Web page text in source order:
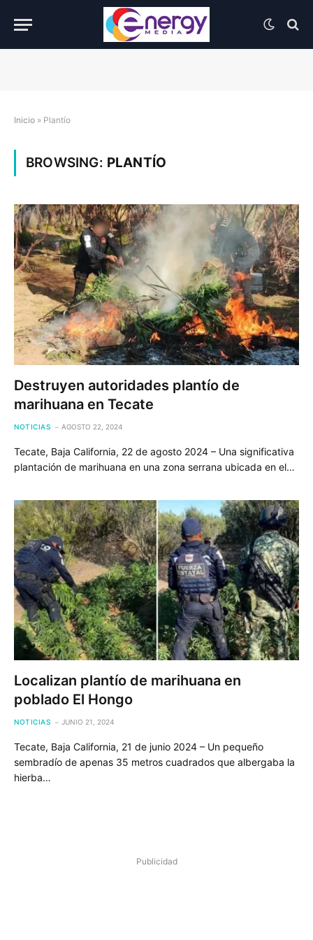
Inicio » Plantío
BROWSING: PLANTÍO
Destruyen autoridades plantío de
marihuana en Tecate
NOTICIAS AGOSTO 22, 2024
Tecate, Baja California, 22 de agosto 2024 – Una significativa
plantación de marihuana en una zona serrana ubicada en el…
Localizan plantío de marihuana en
poblado El Hongo
NOTICIAS JUNIO 21, 2024
Tecate, Baja California, 21 de junio 2024 – Un pequeño
sembradío de apenas 35 metros cuadrados que albergaba la
hierba…
Publicidad